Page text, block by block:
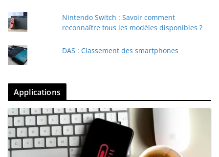
Nintendo Switch : Savoir comment
reconnaître tous les modèles disponibles ?
DAS : Classement des smartphones
Applications